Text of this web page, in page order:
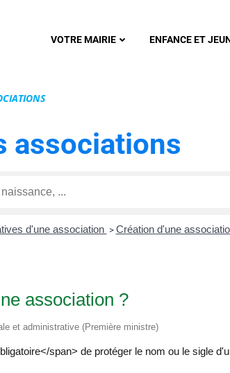
VOTRE MAIRIE ENFANCE ET
associations
d'une association > Création d'une
association ?
et administrative (Première ministre)
span> de protéger le nom ou le sigle